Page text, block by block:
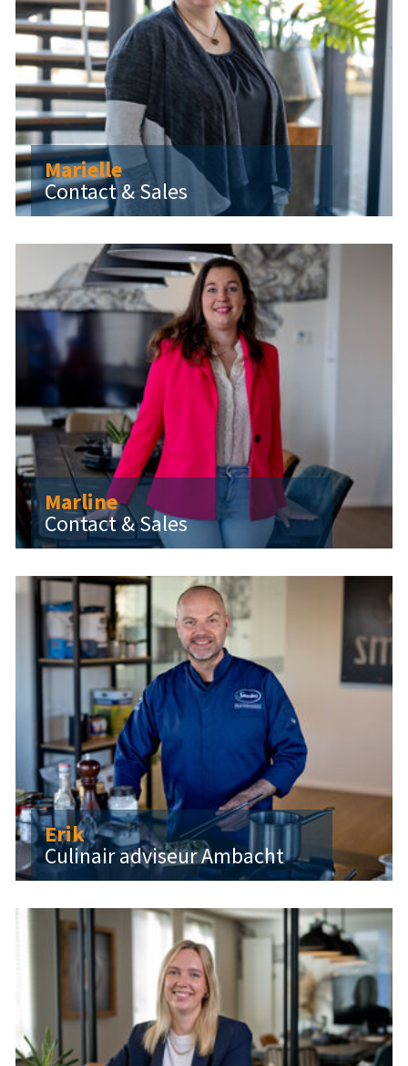
Marielle
Contact & Sales
Marline
Contact & Sales
Erik
Culinair adviseur Ambacht